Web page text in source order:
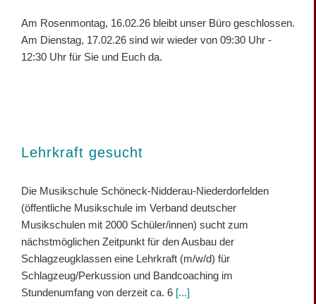
Am Rosenmontag, 16.02.26 bleibt unser Büro geschlossen.
Am Dienstag, 17.02.26 sind wir wieder von 09:30 Uhr -
12:30 Uhr für Sie und Euch da.
Lehrkraft gesucht
Die Musikschule Schöneck-Nidderau-Niederdorfelden
(öffentliche Musikschule im Verband deutscher
Musikschulen mit 2000 Schüler/innen) sucht zum
nächstmöglichen Zeitpunkt für den Ausbau der
Schlagzeugklassen eine Lehrkraft (m/w/d) für
Schlagzeug/Perkussion und Bandcoaching im
Stundenumfang von derzeit ca. 6 [...]